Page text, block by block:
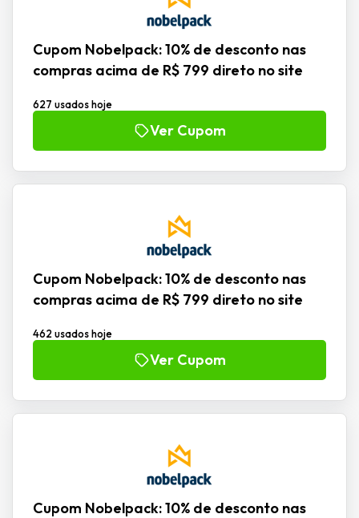
Cupom Nobelpack: 10% de desconto nas
compras acima de R$ 799 direto no site
627 usados hoje
Ver Cupom
Cupom Nobelpack: 10% de desconto nas
compras acima de R$ 799 direto no site
462 usados hoje
Ver Cupom
Cupom Nobelpack: 10% de desconto nas